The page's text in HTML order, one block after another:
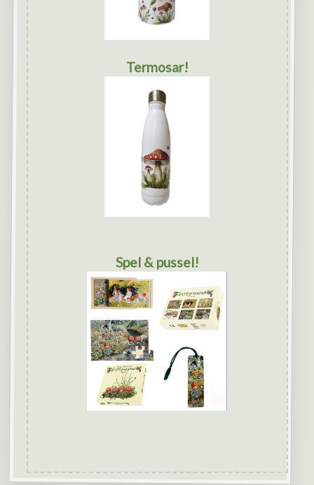
Termosar!
Spel & pussel!